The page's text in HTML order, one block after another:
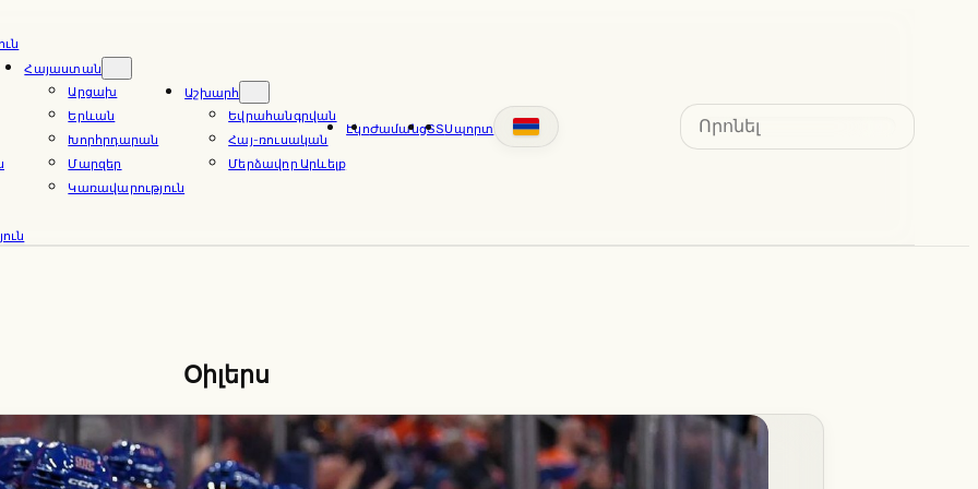
Հայաստան
Արցախ
Երևան
Խորհրդարան
Մարզեր
Կառավարություն
Աշխարհ
Եվրահանգրվան
Հայ-ռուսական
Մերձավոր Արևելք
ԷկոԺամանցՏՏՍպորտ
Search
Օիլերս